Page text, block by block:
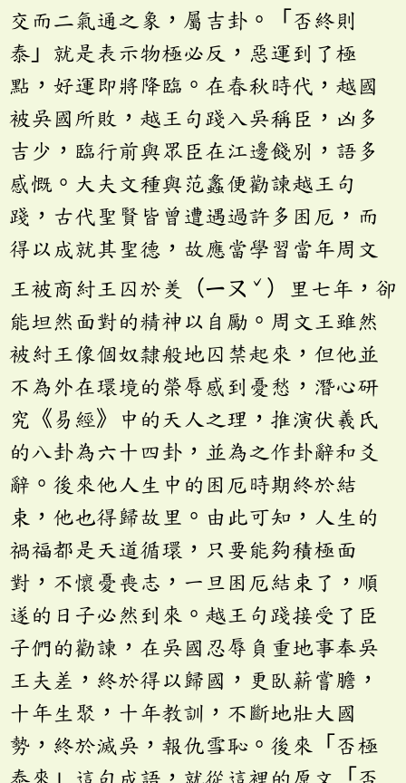
交而二氣通之象，屬吉卦。「否終則
泰」就是表示物極必反，惡運到了極
點，好運即將降臨。在春秋時代，越國
被吳國所敗，越王句踐入吳稱臣，凶多
吉少，臨行前與眾臣在江邊餞別，語多
感慨。大夫文種與范蠡便勸諫越王句
踐，古代聖賢皆曾遭遇過許多困厄，而
得以成就其聖德，故應當學習當年周文
王被商紂王囚於羑（ㄧㄡ ˇ ）里七年，卻
能坦然面對的精神以自勵。周文王雖然
被紂王像個奴隸般地囚禁起來，但他並
不為外在環境的榮辱感到憂愁，潛心研
究《易經》中的天人之理，推演伏羲氏
的八卦為六十四卦，並為之作卦辭和爻
辭。後來他人生中的困厄時期終於結
束，他也得歸故里。由此可知，人生的
禍福都是天道循環，只要能夠積極面
對，不懷憂喪志，一旦困厄結束了，順
遂的日子必然到來。越王句踐接受了臣
子們的勸諫，在吳國忍辱負重地事奉吳
王夫差，終於得以歸國，更臥薪嘗膽，
十年生聚，十年教訓，不斷地壯大國
勢，終於滅吳，報仇雪恥。後來「否極
泰來」這句成語，就從這裡的原文「否